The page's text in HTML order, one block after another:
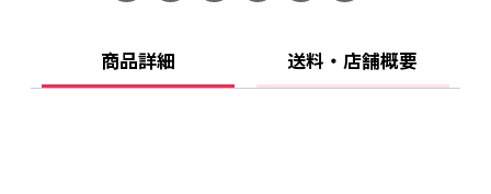
ご購入時、「ご注文手続き」画面の「お問い合
わせ欄」に、生年月日を必ず入力してくださ
商品詳細 送料・店舗概要